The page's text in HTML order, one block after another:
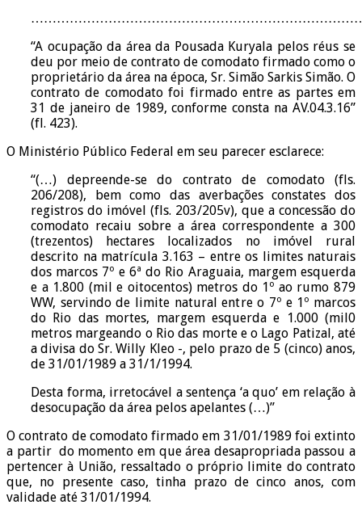
“A ocupação da área da Pousada Kuryala pelos réus se
deu por meio de contrato de comodato firmado como o
proprietário da área na época, Sr. Simão Sarkis Simão. O
contrato de comodato foi firmado entre as partes em
31 de janeiro de 1989, conforme consta na AV.04.3.16”
(fl. 423).
O Ministério Público Federal em seu parecer esclarece:
“(…) depreende-se do contrato de comodato (fls.
206/208), bem como das averbações constates dos
registros do imóvel (fls. 203/205v), que a concessão do
comodato recaiu sobre a área correspondente a 300
(trezentos) hectares localizados no imóvel rural
descrito na matrícula 3.163 – entre os limites naturais
dos marcos 7º e 6ª do Rio Araguaia, margem esquerda
e a 1.800 (mil e oitocentos) metros do 1º ao rumo 879
WW, servindo de limite natural entre o 7º e 1º marcos
do Rio das mortes, margem esquerda e 1.000 (mil0
metros margeando o Rio das morte e o Lago Patizal, até
a divisa do Sr. Willy Kleo -, pelo prazo de 5 (cinco) anos,
de 31/01/1989 a 31/1/1994.
Desta forma, irretocável a sentença ‘a quo’ em relação à
desocupação da área pelos apelantes (…)”
O contrato de comodato firmado em 31/01/1989 foi extinto
a partir do momento em que área desapropriada passou a
pertencer à União, ressaltado o próprio limite do contrato
que, no presente caso, tinha prazo de cinco anos, com
validade até 31/01/1994.